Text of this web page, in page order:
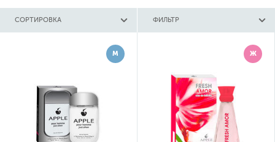
СОРТИРОВКА ФИЛЬТР
М Ж